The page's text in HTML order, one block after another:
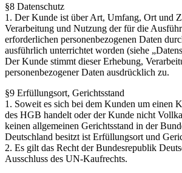
§8 Datenschutz
1. Der Kunde ist über Art, Umfang, Ort und
Verarbeitung und Nutzung der für die
erforderlichen personenbezogenen Daten
ausführlich unterrichtet worden (siehe
Der Kunde stimmt dieser Erhebung,
personenbezogener Daten ausdrücklich zu.
§9 Erfüllungsort, Gerichtsstand
1. Soweit es sich bei dem Kunden um einen
des HGB handelt oder der Kunde nicht
keinen allgemeinen Gerichtsstand in der
Deutschland besitzt ist Erfüllungsort und
2. Es gilt das Recht der Bundesrepublik
Ausschluss des UN-Kaufrechts.